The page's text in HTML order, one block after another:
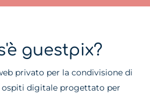
guestpix?
privato per la condivisione di
digitale progettato per